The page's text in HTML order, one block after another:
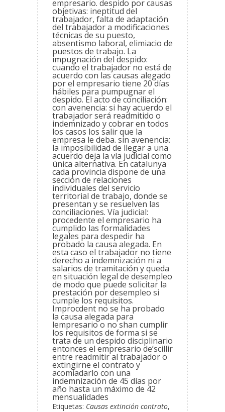
empresario. despido por causas
objetivas: ineptitud del
trabajador, falta de adaptación
del trabajador a modificaciones
técnicas de su puesto,
absentismo laboral, elimiacio de
puestos de trabajo. La
impugnación del despido:
cuando el trabajador no está de
acuerdo con las causas alegado
por el empresario tiene 20 días
hábiles para pumpugnar el
despido. El acto de conciliación:
con avenencia: si hay acuerdo el
trabajador será readmitido o
indemnizado y cobrar en todos
los casos los salir que la
empresa le deba. sin avenencia:
la imposibilidad de llegar a una
acuerdo deja la vía judicial como
única alternativa. En catalunya
cada provincia dispone de una
sección de relaciones
individuales del servicio
territorial de trabajo, donde se
presentan y se resuelven las
conciliaciones. Vía judicial:
procedente el empresario ha
cumplido las formalidades
legales para despedir ha
probado la causa alegada. En
esta caso el trabajador no tiene
derecho a indemnización ni a
salarios de tramitación y queda
en situación legal de desempleo
de modo que puede solicitar la
prestación por desempleo si
cumple los requisitos.
Improcdent no se ha probado
la causa alegada para
lempresario o no shan cumplir
los requisitos de forma si se
trata de un despido disciplinario
entonces el empresario de’scillir
entre readmitir al trabajador o
extingirne el contrato y
acomiadarlo con una
indemnización de 45 días por
año hasta un máximo de 42
mensualidades
Etiquetas: Causas extinción contrato,